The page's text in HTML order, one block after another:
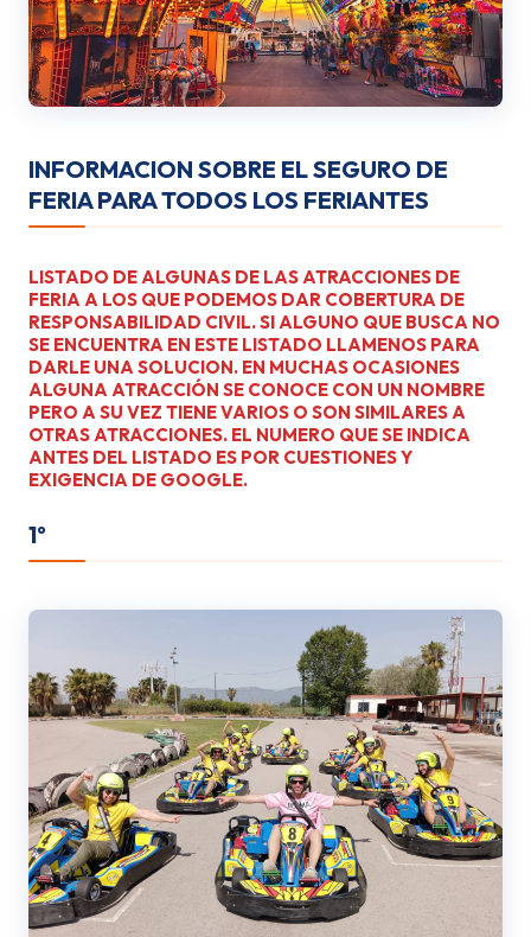
INFORMACION SOBRE EL SEGURO DE
FERIA PARA TODOS LOS FERIANTES
LISTADO DE ALGUNAS DE LAS ATRACCIONES DE
FERIA A LOS QUE PODEMOS DAR COBERTURA DE
RESPONSABILIDAD CIVIL. SI ALGUNO QUE BUSCA NO
SE ENCUENTRA EN ESTE LISTADO LLAMENOS PARA
DARLE UNA SOLUCION. EN MUCHAS OCASIONES
ALGUNA ATRACCIÓN SE CONOCE CON UN NOMBRE
PERO A SU VEZ TIENE VARIOS O SON SIMILARES A
OTRAS ATRACCIONES. EL NUMERO QUE SE INDICA
ANTES DEL LISTADO ES POR CUESTIONES Y
EXIGENCIA DE GOOGLE.
1º